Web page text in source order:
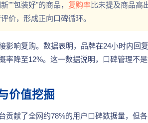
""包装好"的商品， 复购率比未提及商品高
价，形成正向口碑循环。
影响复购。数据表明，品牌在24小时内回
率降至12%。这一数据说明，口碑管理不
价值挖掘
贡献了全网约78%的用户口碑数据量，但